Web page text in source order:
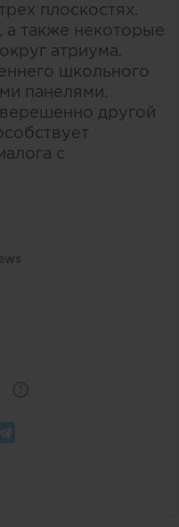
плоскостях.
также некоторые
атриума.
школьного
панелями.
другой
с